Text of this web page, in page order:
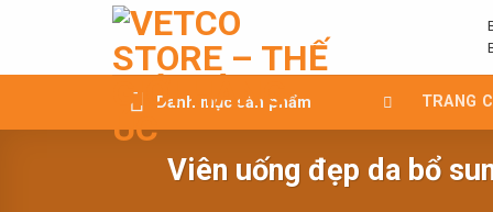
Danh mục sản phẩm TRANG
Viên uống đẹp da bổ